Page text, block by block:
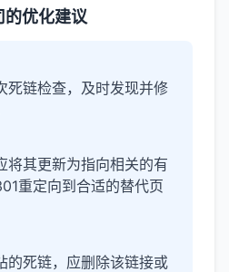
的优化建议
死链检查，及时发现并修
将其更新为指向相关的有
重定向到合适的替代页
的死链，应删除该链接或